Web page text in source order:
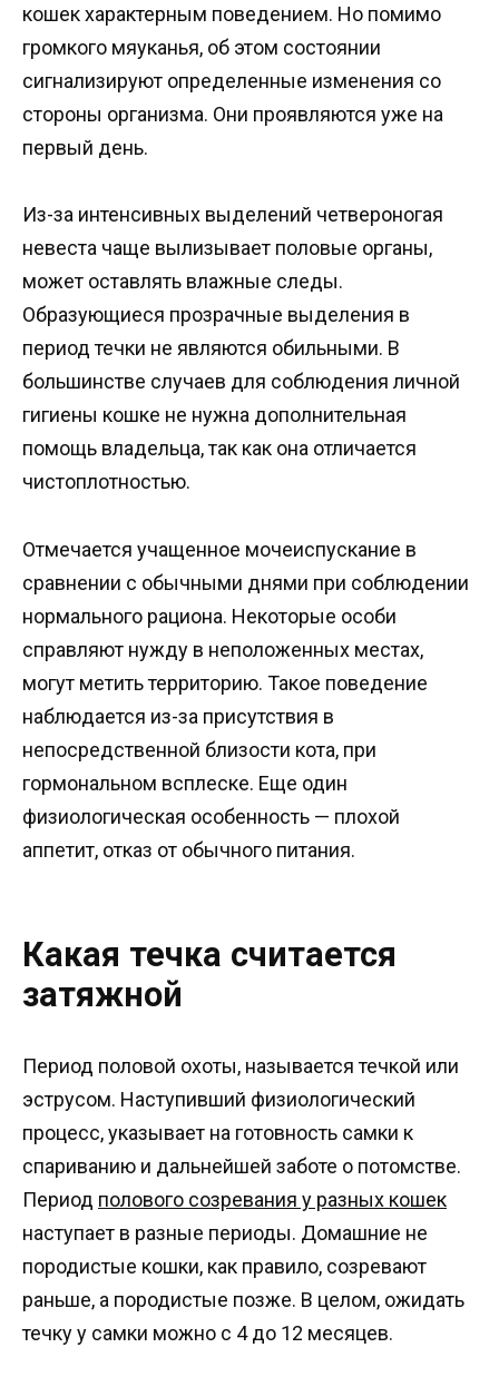
кошек характерным поведением. Но помимо
громкого мяуканья, об этом состоянии
сигнализируют определенные изменения со
стороны организма. Они проявляются уже на
первый день.
Из-за интенсивных выделений четвероногая
невеста чаще вылизывает половые органы,
может оставлять влажные следы.
Образующиеся прозрачные выделения в
период течки не являются обильными. В
большинстве случаев для соблюдения личной
гигиены кошке не нужна дополнительная
помощь владельца, так как она отличается
чистоплотностью.
Отмечается учащенное мочеиспускание в
сравнении с обычными днями при соблюдении
нормального рациона. Некоторые особи
справляют нужду в неположенных местах,
могут метить территорию. Такое поведение
наблюдается из-за присутствия в
непосредственной близости кота, при
гормональном всплеске. Еще один
физиологическая особенность — плохой
аппетит, отказ от обычного питания.
Какая течка считается
затяжной
Период половой охоты, называется течкой или
эструсом. Наступивший физиологический
процесс, указывает на готовность самки к
спариванию и дальнейшей заботе о потомстве.
Период полового созревания у разных кошек
наступает в разные периоды. Домашние не
породистые кошки, как правило, созревают
раньше, а породистые позже. В целом, ожидать
течку у самки можно с 4 до 12 месяцев.